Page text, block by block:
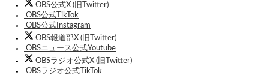
OBS公式X (旧Twitter)
OBS公式TikTok
OBS公式Instagram
OBS報道部X (旧Twitter)
OBSニュース公式Youtube
OBSラジオ公式X (旧Twitter)
OBSラジオ公式TikTok